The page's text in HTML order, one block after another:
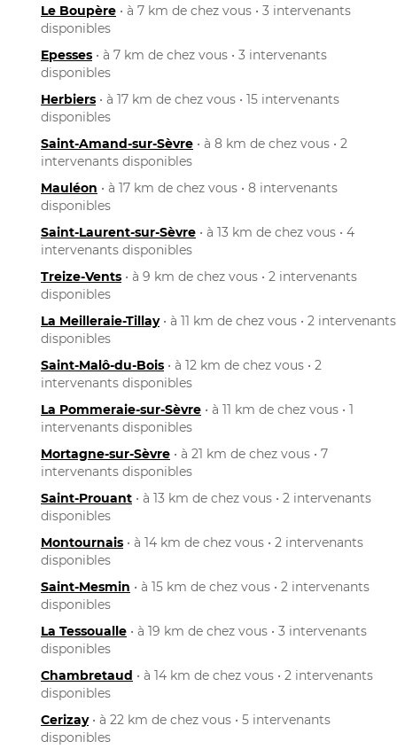
Le Boupère • à 7 km de chez vous • 3 intervenants
disponibles
Epesses • à 7 km de chez vous • 3 intervenants
disponibles
Herbiers • à 17 km de chez vous • 15 intervenants
disponibles
Saint-Amand-sur-Sèvre • à 8 km de chez vous • 2
intervenants disponibles
Mauléon • à 17 km de chez vous • 8 intervenants
disponibles
Saint-Laurent-sur-Sèvre • à 13 km de chez vous • 4
intervenants disponibles
Treize-Vents • à 9 km de chez vous • 2 intervenants
disponibles
La Meilleraie-Tillay• à 11 km de chez vous • 2 intervenants
disponibles
Saint-Malô-du-Bois • à 12 km de chez vous • 2
intervenants disponibles
La Pommeraie-sur-Sèvre • à 11 km de chez vous • 1
intervenants disponibles
Mortagne-sur-Sèvre • à 21 km de chez vous • 7
intervenants disponibles
Saint-Prouant • à 13 km de chez vous • 2 intervenants
disponibles
Montournais • à 14 km de chez vous • 2 intervenants
disponibles
Saint-Mesmin • à 15 km de chez vous • 2 intervenants
disponibles
La Tessoualle • à 19 km de chez vous • 3 intervenants
disponibles
Chambretaud • à 14 km de chez vous • 2 intervenants
disponibles
Cerizay• à 22 km de chez vous • 5 intervenants
disponibles